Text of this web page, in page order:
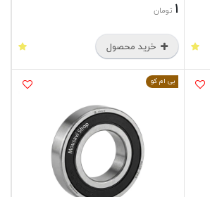
1 تومان
خرید محصول
بی ام کو